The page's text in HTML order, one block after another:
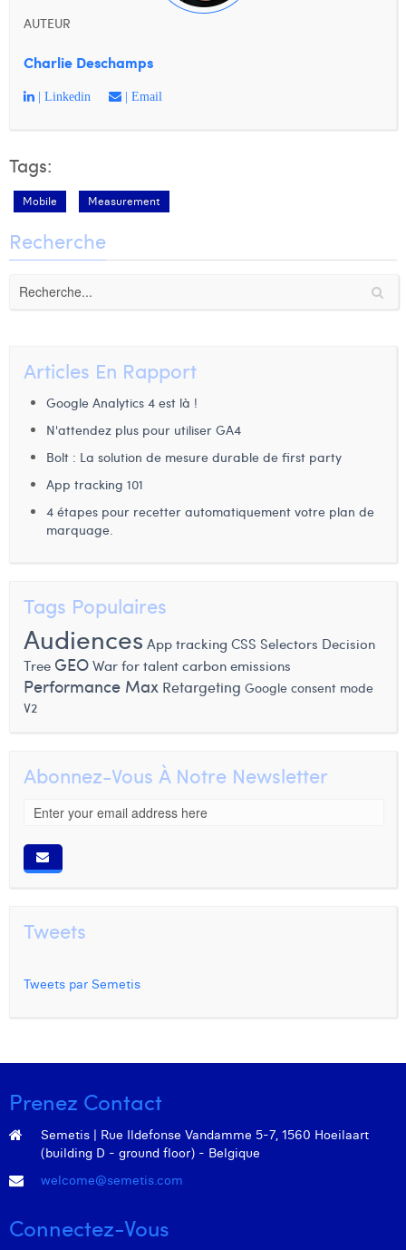
AUTEUR
Charlie Deschamps
| Linkedin | Email
Tags:
Mobile Measurement
Recherche
Articles En Rapport
Google Analytics 4 est là !
N'attendez plus pour utiliser GA4
Bolt : La solution de mesure durable de first party
App tracking 101
4 étapes pour recetter automatiquement votre plan de
marquage.
Tags Populaires
Audiences App tracking CSS Selectors Decision
Tree GEO War for talent carbon emissions
Performance Max Retargeting Google consent mode
V2
Abonnez-Vous À Notre Newsletter
Tweets
Tweets par Semetis
Prenez Contact
Semetis | Rue Ildefonse Vandamme 5-7, 1560 Hoeilaart
(building D - ground floor) - Belgique
welcome@semetis.com
Connectez-Vous